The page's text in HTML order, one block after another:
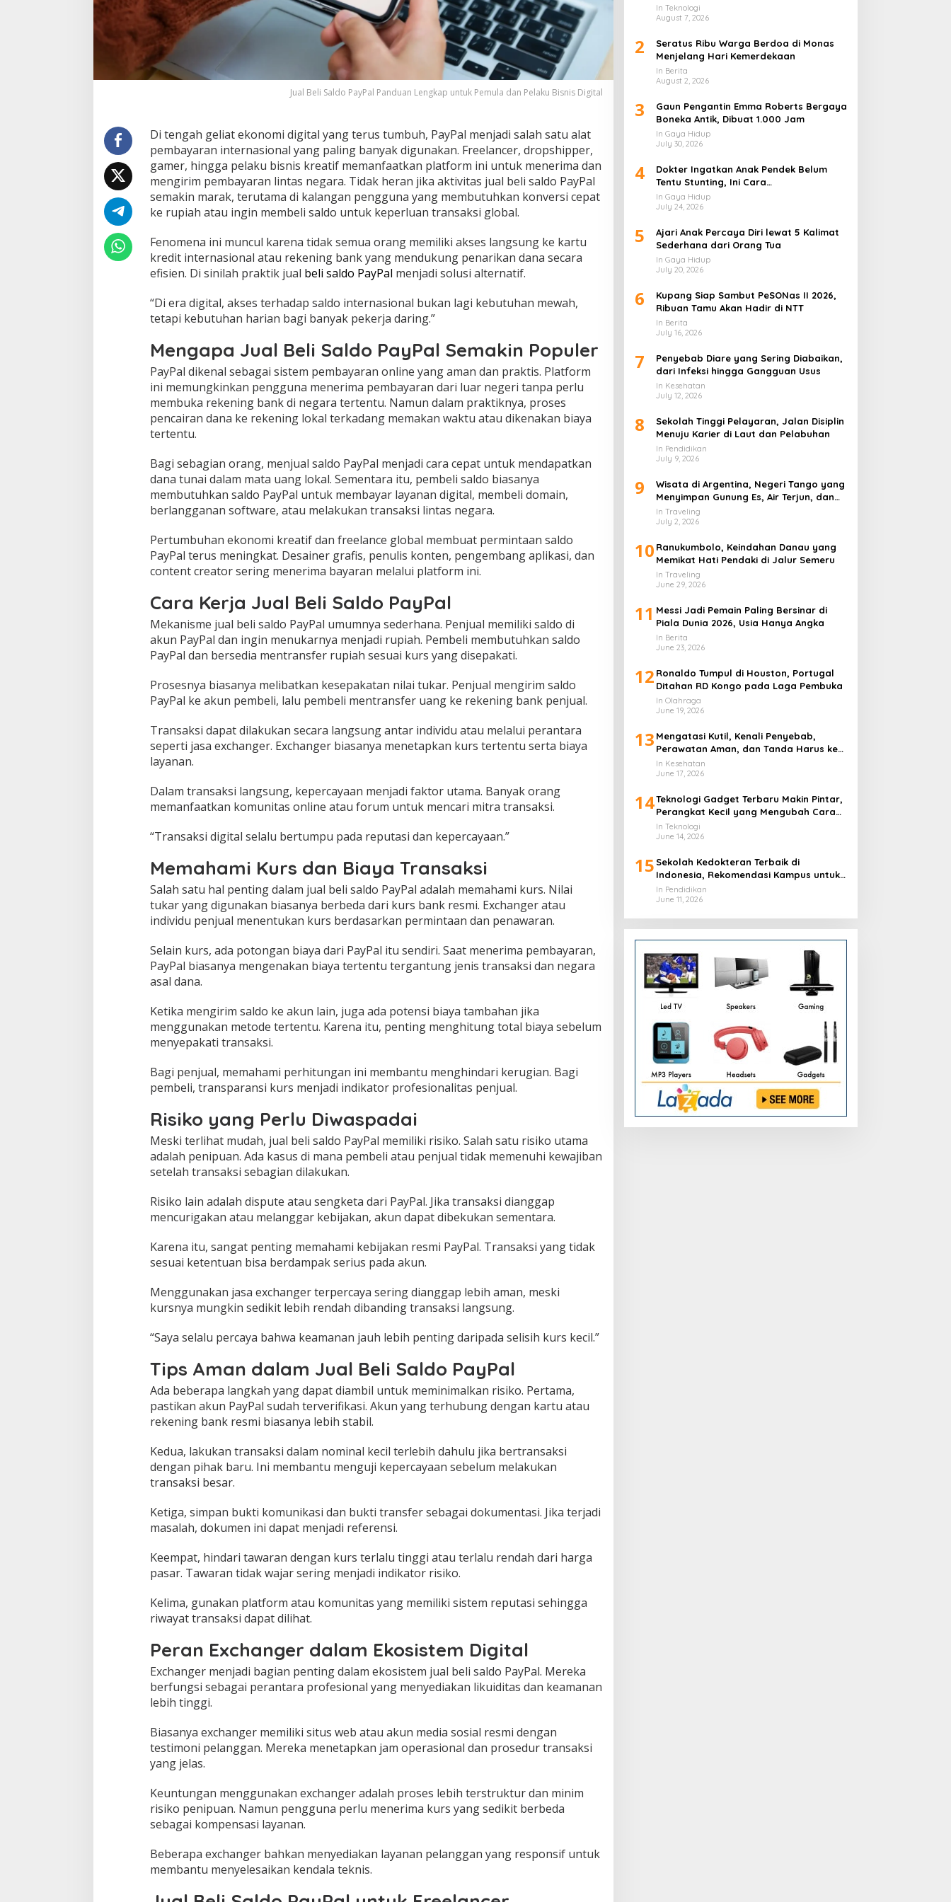
Jual Beli Saldo PayPal Panduan Lengkap untuk Pemula dan Pelaku Bisnis Digital
Di tengah geliat ekonomi digital yang terus tumbuh, PayPal menjadi salah satu alat
pembayaran internasional yang paling banyak digunakan. Freelancer, dropshipper,
gamer, hingga pelaku bisnis kreatif memanfaatkan platform ini untuk menerima dan
mengirim pembayaran lintas negara. Tidak heran jika aktivitas jual beli saldo PayPal
semakin marak, terutama di kalangan pengguna yang membutuhkan konversi cepat
ke rupiah atau ingin membeli saldo untuk keperluan transaksi global.
Fenomena ini muncul karena tidak semua orang memiliki akses langsung ke kartu
kredit internasional atau rekening bank yang mendukung penarikan dana secara
efisien. Di sinilah praktik jual beli saldo PayPal menjadi solusi alternatif.
“Di era digital, akses terhadap saldo internasional bukan lagi kebutuhan mewah,
tetapi kebutuhan harian bagi banyak pekerja daring.”
Mengapa Jual Beli Saldo PayPal Semakin Populer
PayPal dikenal sebagai sistem pembayaran online yang aman dan praktis. Platform
ini memungkinkan pengguna menerima pembayaran dari luar negeri tanpa perlu
membuka rekening bank di negara tertentu. Namun dalam praktiknya, proses
pencairan dana ke rekening lokal terkadang memakan waktu atau dikenakan biaya
tertentu.
Bagi sebagian orang, menjual saldo PayPal menjadi cara cepat untuk mendapatkan
dana tunai dalam mata uang lokal. Sementara itu, pembeli saldo biasanya
membutuhkan saldo PayPal untuk membayar layanan digital, membeli domain,
berlangganan software, atau melakukan transaksi lintas negara.
Pertumbuhan ekonomi kreatif dan freelance global membuat permintaan saldo
PayPal terus meningkat. Desainer grafis, penulis konten, pengembang aplikasi, dan
content creator sering menerima bayaran melalui platform ini.
Cara Kerja Jual Beli Saldo PayPal
Mekanisme jual beli saldo PayPal umumnya sederhana. Penjual memiliki saldo di
akun PayPal dan ingin menukarnya menjadi rupiah. Pembeli membutuhkan saldo
PayPal dan bersedia mentransfer rupiah sesuai kurs yang disepakati.
Prosesnya biasanya melibatkan kesepakatan nilai tukar. Penjual mengirim saldo
PayPal ke akun pembeli, lalu pembeli mentransfer uang ke rekening bank penjual.
Transaksi dapat dilakukan secara langsung antar individu atau melalui perantara
seperti jasa exchanger. Exchanger biasanya menetapkan kurs tertentu serta biaya
layanan.
Dalam transaksi langsung, kepercayaan menjadi faktor utama. Banyak orang
memanfaatkan komunitas online atau forum untuk mencari mitra transaksi.
“Transaksi digital selalu bertumpu pada reputasi dan kepercayaan.”
Memahami Kurs dan Biaya Transaksi
Salah satu hal penting dalam jual beli saldo PayPal adalah memahami kurs. Nilai
tukar yang digunakan biasanya berbeda dari kurs bank resmi. Exchanger atau
individu penjual menentukan kurs berdasarkan permintaan dan penawaran.
Selain kurs, ada potongan biaya dari PayPal itu sendiri. Saat menerima pembayaran,
PayPal biasanya mengenakan biaya tertentu tergantung jenis transaksi dan negara
asal dana.
Ketika mengirim saldo ke akun lain, juga ada potensi biaya tambahan jika
menggunakan metode tertentu. Karena itu, penting menghitung total biaya sebelum
menyepakati transaksi.
Bagi penjual, memahami perhitungan ini membantu menghindari kerugian. Bagi
pembeli, transparansi kurs menjadi indikator profesionalitas penjual.
Risiko yang Perlu Diwaspadai
Meski terlihat mudah, jual beli saldo PayPal memiliki risiko. Salah satu risiko utama
adalah penipuan. Ada kasus di mana pembeli atau penjual tidak memenuhi kewajiban
setelah transaksi sebagian dilakukan.
Risiko lain adalah dispute atau sengketa dari PayPal. Jika transaksi dianggap
mencurigakan atau melanggar kebijakan, akun dapat dibekukan sementara.
Karena itu, sangat penting memahami kebijakan resmi PayPal. Transaksi yang tidak
sesuai ketentuan bisa berdampak serius pada akun.
Menggunakan jasa exchanger terpercaya sering dianggap lebih aman, meski
kursnya mungkin sedikit lebih rendah dibanding transaksi langsung.
“Saya selalu percaya bahwa keamanan jauh lebih penting daripada selisih kurs kecil.”
Tips Aman dalam Jual Beli Saldo PayPal
Ada beberapa langkah yang dapat diambil untuk meminimalkan risiko. Pertama,
pastikan akun PayPal sudah terverifikasi. Akun yang terhubung dengan kartu atau
rekening bank resmi biasanya lebih stabil.
Kedua, lakukan transaksi dalam nominal kecil terlebih dahulu jika bertransaksi
dengan pihak baru. Ini membantu menguji kepercayaan sebelum melakukan
transaksi besar.
Ketiga, simpan bukti komunikasi dan bukti transfer sebagai dokumentasi. Jika terjadi
masalah, dokumen ini dapat menjadi referensi.
Keempat, hindari tawaran dengan kurs terlalu tinggi atau terlalu rendah dari harga
pasar. Tawaran tidak wajar sering menjadi indikator risiko.
Kelima, gunakan platform atau komunitas yang memiliki sistem reputasi sehingga
riwayat transaksi dapat dilihat.
Peran Exchanger dalam Ekosistem Digital
Exchanger menjadi bagian penting dalam ekosistem jual beli saldo PayPal. Mereka
berfungsi sebagai perantara profesional yang menyediakan likuiditas dan keamanan
lebih tinggi.
Biasanya exchanger memiliki situs web atau akun media sosial resmi dengan
testimoni pelanggan. Mereka menetapkan jam operasional dan prosedur transaksi
yang jelas.
Keuntungan menggunakan exchanger adalah proses lebih terstruktur dan minim
risiko penipuan. Namun pengguna perlu menerima kurs yang sedikit berbeda
sebagai kompensasi layanan.
Beberapa exchanger bahkan menyediakan layanan pelanggan yang responsif untuk
membantu menyelesaikan kendala teknis.
Lapis
In Teknologi
August 7, 2026
2
Seratus Ribu Warga Berdoa di Monas
Menjelang Hari Kemerdekaan
In Berita
August 2, 2026
3
Gaun Pengantin Emma Roberts Bergaya
Boneka Antik, Dibuat 1.000 Jam
In Gaya Hidup
July 30, 2026
4
Dokter Ingatkan Anak Pendek Belum
Tentu Stunting, Ini Cara
Membedakannya
In Gaya Hidup
July 24, 2026
5
Ajari Anak Percaya Diri lewat 5 Kalimat
Sederhana dari Orang Tua
In Gaya Hidup
July 20, 2026
6
Kupang Siap Sambut PeSONas II 2026,
Ribuan Tamu Akan Hadir di NTT
In Berita
July 16, 2026
7
Penyebab Diare yang Sering Diabaikan,
dari Infeksi hingga Gangguan Usus
In Kesehatan
July 12, 2026
8
Sekolah Tinggi Pelayaran, Jalan Disiplin
Menuju Karier di Laut dan Pelabuhan
In Pendidikan
July 9, 2026
9
Wisata di Argentina, Negeri Tango yang
Menyimpan Gunung Es, Air Terjun, dan
Kota Penuh Warna
In Traveling
July 2, 2026
10 Ranukumbolo, Keindahan Danau yang
Memikat Hati Pendaki di Jalur Semeru
In Traveling
June 29, 2026
11 Messi Jadi Pemain Paling Bersinar di
Piala Dunia 2026, Usia Hanya Angka
In Berita
June 23, 2026
12 Ronaldo Tumpul di Houston, Portugal
Ditahan RD Kongo pada Laga Pembuka
In Olahraga
June 19, 2026
13 Mengatasi Kutil, Kenali Penyebab,
Perawatan Aman, dan Tanda Harus ke
Dokter
In Kesehatan
June 17, 2026
14Teknologi Gadget Terbaru Makin Pintar,
Perangkat Kecil yang Mengubah Cara
Hidup Harian
In Teknologi
June 14, 2026
15 Sekolah Kedokteran Terbaik di
Indonesia, Rekomendasi Kampus untuk
Calon Dokter
In Pendidikan
June 11, 2026